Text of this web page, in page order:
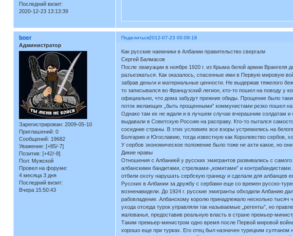
Последний визит:
2020-12-23 13:13:39
Поделиться2012-07-23 00:09:18
boer
Администратор
Зарегистрирован: 2009-05-10
Приглашений: 0
Сообщений: 19682
Уважение: [+85/-7]
Позитив: [+42/-8]
Пол: Мужской
Провел на форуме:
4 месяца 3 дня
Последний визит:
Вчера 15:50:43
Как русские наемники в Албании правительство свергали
Сергей Балмасов
После эвакуации в ноябре 1920 г. из Крыма белой армии Врангеля
разъезжаться. Как оказалось, спасенные ими в Первую мировую
забрав деньги и материальные ценности. Не выдержав тяжелого
то записывался во Французский легион, кто-то пошел на поводу у
официально, что дома забудут прежние обиды. Прощение было
поток желающих „быть прощенными” коммунистами резко пошел
Однако там их не ждали и в лучшем случае вчерашним солдатам
выдавали в Советскую Россию на расправу. Кто-то пытался
соседние страны. В этих условиях все взоры устремились на
Болгарию и Югославию, тогда известную как Королевство сербов,
У сербов экономическое положение было тоже не ахти какое, но
Дикие нравы
Отношения с Албанией у русских эмигрантов развивались с
албанскими бандитами, стрелками-„комитами” и
отбили охоту нарушать сербскую границу и сделали для албанцев
Русских в Албании за дружбу с сербами еще со времен русско-
возненавидели. До 1924 г. русские эмигранты обходили Албанию
рабовладение. Албанскому королю принадлежало несколько
ухода отсюда турок управляли так называемые „регенты”, но
жалованья, предоставив реальную власть в стране премьер-
Таким премьер-министром одно время после Первой мировой
хорошо еще при турках. Его отец был назначен турецким